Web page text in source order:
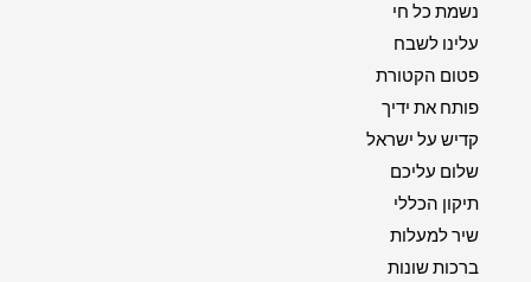
נשמת כל חי
עלינו לשבח
פטום הקטורת
פותח את ידיך
קדיש על ישראל
שלום עליכם
תיקון הכללי
שיר למעלות
ברכות שונות